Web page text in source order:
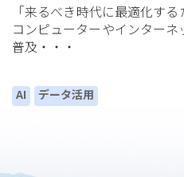
「来るべき時代に最適化す
コンピューターやインター
普及・・・
AI データ活用